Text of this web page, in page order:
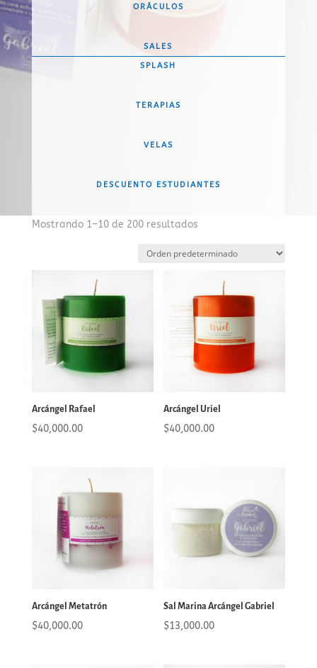
ORÁCULOS
SALES
SPLASH
TERAPIAS
VELAS
DESCUENTO ESTUDIANTES
Mostrando 1–10 de 200 resultados
Arcángel Rafael
$40,000.00
Arcángel Uriel
$40,000.00
Arcángel Metatrón
$40,000.00
Sal Marina Arcángel Gabriel
$13,000.00